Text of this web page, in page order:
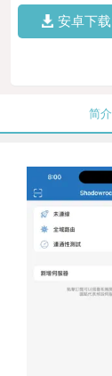
安卓下载
简介